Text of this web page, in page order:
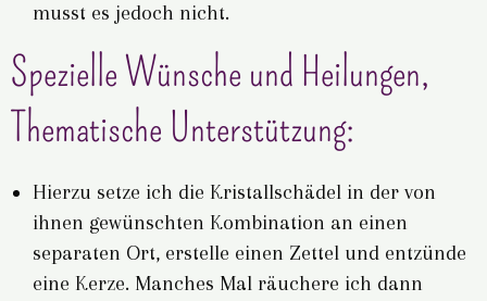
musst es jedoch nicht.
Spezielle Wünsche und Heilungen,
Thematische Unterstützung:
Hierzu setze ich die Kristallschädel in der von
ihnen gewünschten Kombination an einen
separaten Ort, erstelle einen Zettel und entzünde
eine Kerze. Manches Mal räuchere ich dann